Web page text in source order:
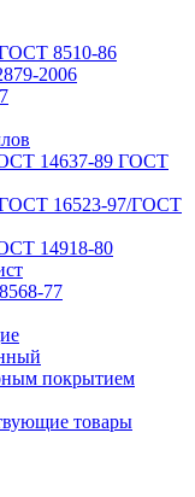
8510-86
2006
14637-89 ГОСТ
ГОСТ 16523-97/ГОСТ
14918-80
77
покрытием
товары